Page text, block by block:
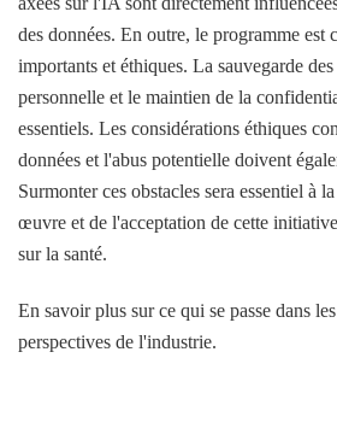
des données. En outre, le programme est
importants et éthiques. La sauvegarde
personnelle et le maintien de la
essentiels. Les considérations éthiques
données et l'abus potentielle doivent
Surmonter ces obstacles sera essentiel à
œuvre et de l'acceptation de cette
sur la santé.
En savoir plus sur ce qui se passe dans
perspectives de l'industrie.